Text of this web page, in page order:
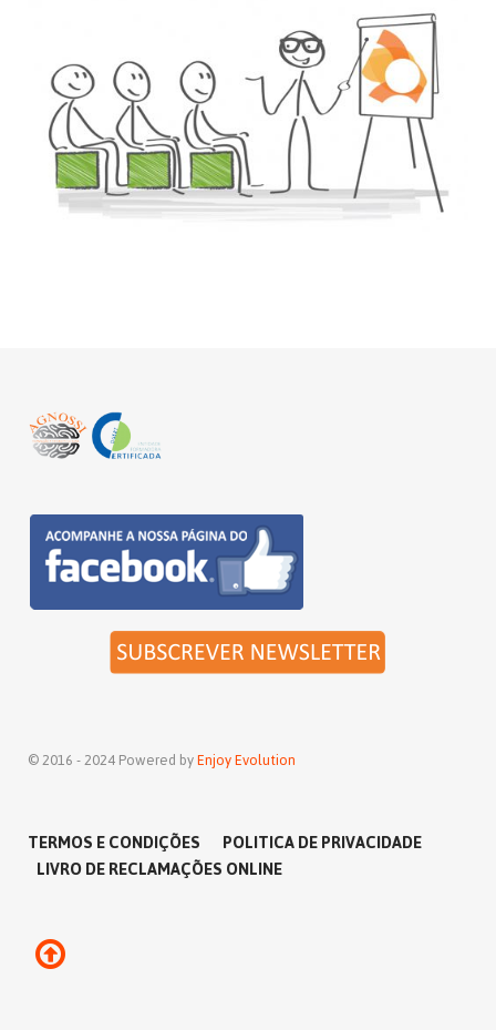
© 2016 - 2024 Powered byEnjoy Evolution
TERMOS E CONDIÇÕES
POLITICA DE PRIVACIDADE
LIVRO DE RECLAMAÇÕES ONLINE